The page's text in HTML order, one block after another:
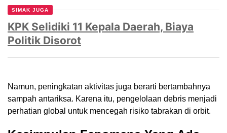
SIMAK JUGA
KPK Selidiki 11 Kepala Daerah, Biaya
Politik Disorot
Namun, peningkatan aktivitas juga berarti bertambahnya
sampah antariksa. Karena itu, pengelolaan debris menjadi
perhatian global untuk mencegah risiko tabrakan di orbit.